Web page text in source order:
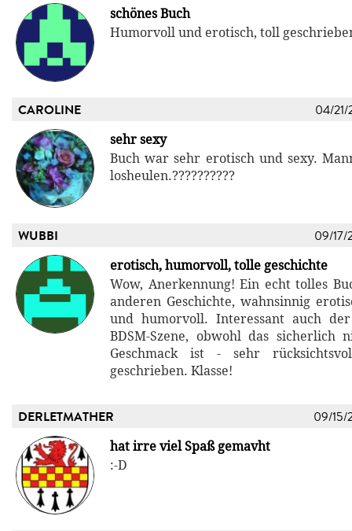
schönes Buch
Humorvoll und erotisch, toll
CAROLINE 04/21/
sehr sexy
Buch war sehr erotisch und sexy.
losheulen.??????????
WUBBI 09/17/
erotisch, humorvoll, tolle geschichte
Wow, Anerkennung! Ein echt tolles
anderen Geschichte, wahnsinnig
und humorvoll. Interessant auch
BDSM-Szene, obwohl das sicherlich
Geschmack ist - sehr
geschrieben. Klasse!
DERLETMATHER 09/15/
hat irre viel Spaß gemavht
:-D